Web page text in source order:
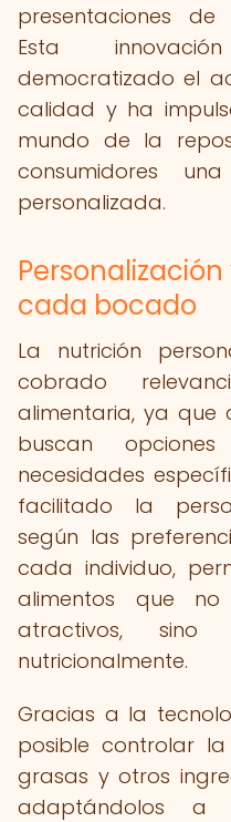
presentaciones
Esta
democratizado el
calidad y ha
mundo de la
consumidores
personalizada.
cada bocado
La nutrición
cobrado
alimentaria, ya que
buscan
necesidades
facilitado la
según las
cada individuo,
alimentos que no
atractivos, sino
nutricionalmente.
Gracias a la
posible controlar
grasas y otros
adaptándolos a